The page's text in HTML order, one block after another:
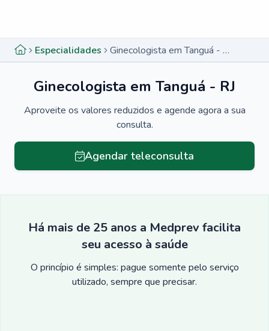
Especialidades Ginecologista em Tanguá - RJ
Ginecologista em Tanguá - RJ
Aproveite os valores reduzidos e agende agora a sua
consulta.
Agendar teleconsulta
Há mais de 25 anos a Medprev facilita
seu acesso à saúde
O princípio é simples: pague somente pelo serviço
utilizado, sempre que precisar.